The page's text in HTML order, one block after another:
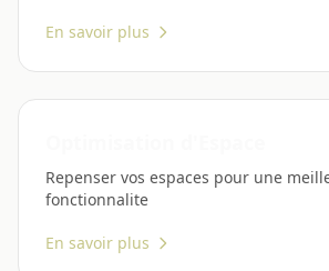
En savoir plus
Repenser vos espaces pour une
fonctionnalite
En savoir plus